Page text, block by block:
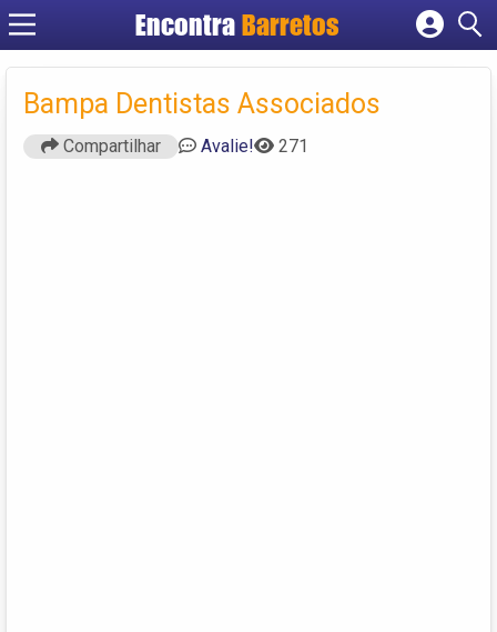
Encontra Barretos
Cadastrar empresa
Criar conta
Bampa Dentistas Associados
Compartilhar Avalie! 271